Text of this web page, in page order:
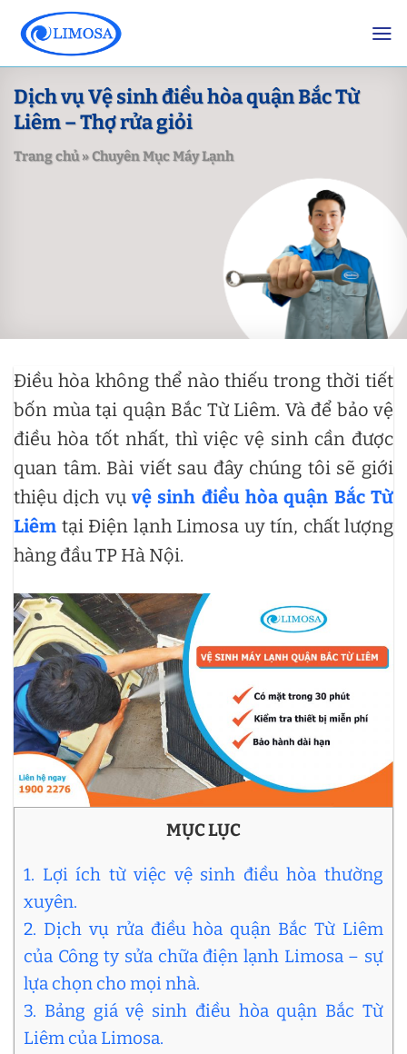
content
Dịch vụ Vệ sinh điều hòa quận Bắc Từ
Liêm – Thợ rửa giỏi
Trang chủ»Chuyên Mục Máy Lạnh
Điều hòa không thể nào thiếu trong thời tiết
bốn mùa tại quận Bắc Từ Liêm. Và để bảo vệ
điều hòa tốt nhất, thì việc vệ sinh cần được
quan tâm. Bài viết sau đây chúng tôi sẽ giới
thiệu dịch vụ vệ sinh điều hòa quận Bắc Từ
Liêm tại Điện lạnh Limosa uy tín, chất lượng
hàng đầu TP Hà Nội.
MỤC LỤC
1. Lợi ích từ việc vệ sinh điều hòa thường
xuyên.
2. Dịch vụ rửa điều hòa quận Bắc Từ Liêm
của Công ty sửa chữa điện lạnh Limosa – sự
lựa chọn cho mọi nhà.
3. Bảng giá vệ sinh điều hòa quận Bắc Từ
Liêm của Limosa.